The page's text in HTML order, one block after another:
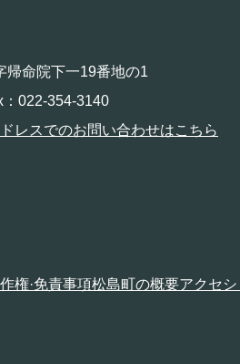
帰命院下一19番地の1
022-354-3140
レスでのお問い合わせはこちら
権·免責事項松島町の概要アクセシ